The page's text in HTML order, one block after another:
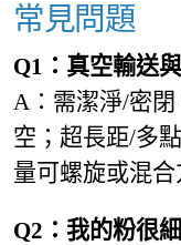
常見問題
Q1：真空輸送
A：需潔淨/密
空；超長距/多
量可螺旋或混合
Q2：我的粉很